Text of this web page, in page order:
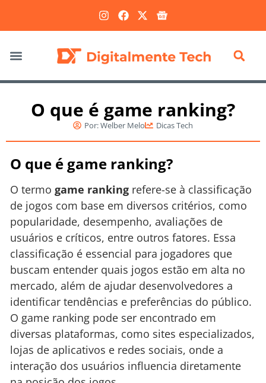
O que é game ranking?
Por:Welber Melo Dicas Tech
O que é game ranking?
O termo game ranking refere-se à classificação
de jogos com base em diversos critérios, como
popularidade, desempenho, avaliações de
usuários e críticos, entre outros fatores. Essa
classificação é essencial para jogadores que
buscam entender quais jogos estão em alta no
mercado, além de ajudar desenvolvedores a
identificar tendências e preferências do público.
O game ranking pode ser encontrado em
diversas plataformas, como sites especializados,
lojas de aplicativos e redes sociais, onde a
interação dos usuários influencia diretamente